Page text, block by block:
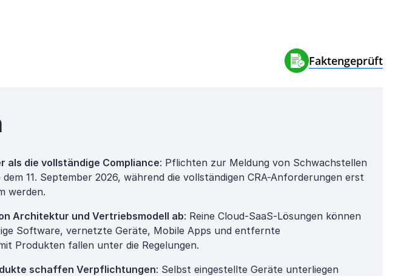
Faktengeprüft
als die vollständige Compliance: Pflichten zur Meldung von Schwachstellen
11. September 2026, während die vollständigen CRA-Anforderungen erst
werden.
Architektur und Vertriebsmodell ab: Reine Cloud-SaaS-Lösungen können
Software, vernetzte Geräte, Mobile Apps und entfernte
Produkten fallen unter die Regelungen.
schaffen Verpflichtungen: Selbst eingestellte Geräte unterliegen